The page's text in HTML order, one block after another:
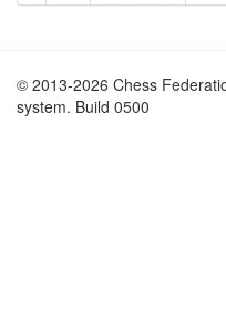
© 2013-2026 Chess
system. Build 0500